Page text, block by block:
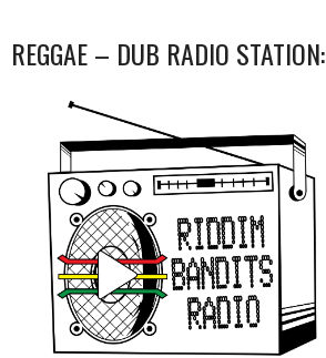
REGGAE – DUB RADIO STATION: